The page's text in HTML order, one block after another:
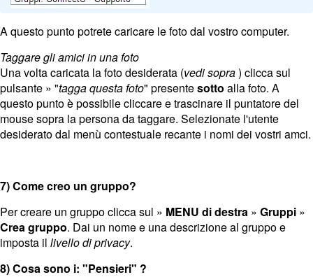
A questo punto potrete caricare le foto dal vostro computer.
Taggare gli amici in una foto
Una volta caricata la foto desiderata (vedi sopra) clicca sul
pulsante » "tagga questa foto" presentesotto alla foto. A
questo punto è possibile cliccare e trascinare il puntatore del
mouse sopra la persona da taggare. Selezionate l'utente
desiderato dal menù contestuale recante i nomi dei vostri amci.
7) Come creo un gruppo?
Per creare un gruppo clicca sul » MENU di destra » Gruppi »
Crea gruppo. Dai un nome e una descrizione al gruppo e
imposta il livello di privacy.
8) Cosa sono i: "Pensieri" ?